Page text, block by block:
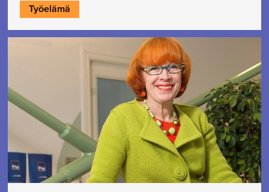
Työelämä